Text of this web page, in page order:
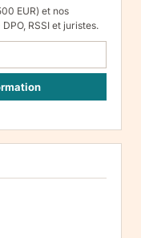
EUR) et nos
RSSI et juristes.
et reception
(art. 6.1.a
Conservation :
effacement,
vos droits via notre